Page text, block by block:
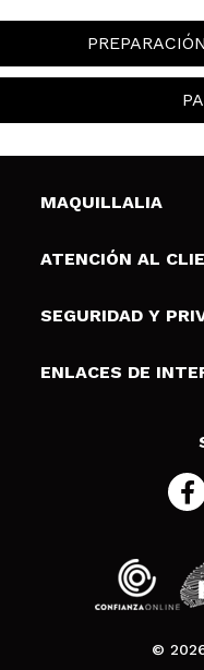
MAQUILLALIA
Sobre nosotros
Tarjetas de
ATENCIÓN AL
Envíos y
Formas de pago
SEGURIDAD Y
Terminos y
Política de
ENLACES DE
©